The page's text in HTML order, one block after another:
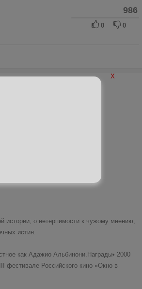
986
0 0
истории; о нетерпимости к чужому мнению,
истин.
как Адажио Альбинони.Награды• 2000
фестивале Российского кино «Окно в
X